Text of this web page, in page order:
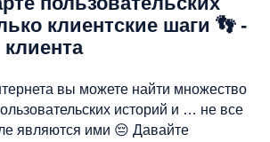
клиентские шаги 👣 -
вы можете найти множество
историй и … не все
являются ими 😔 Давайте